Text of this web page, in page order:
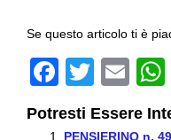
Se questo articolo ti è
F
c
T
wi
tt
E
m
ail
Potresti Essere
PENSIERINO n.